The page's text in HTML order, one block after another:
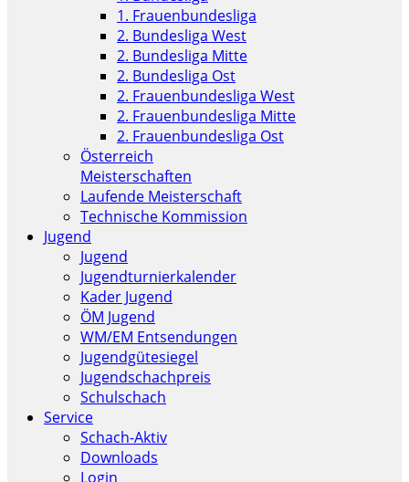
1. Frauenbundesliga
2. Bundesliga West
2. Bundesliga Mitte
2. Bundesliga Ost
2. Frauenbundesliga West
2. Frauenbundesliga Mitte
2. Frauenbundesliga Ost
Österreich
Meisterschaften
Laufende Meisterschaft
Technische Kommission
Jugend
Jugend
Jugendturnierkalender
Kader Jugend
ÖM Jugend
WM/EM Entsendungen
Jugendgütesiegel
Jugendschachpreis
Schulschach
Service
Schach-Aktiv
Downloads
Login